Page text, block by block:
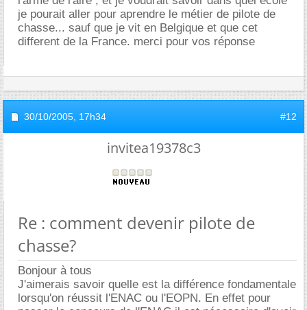
je pourait aller pour aprendre le métier de pilote de
chasse... sauf que je vit en Belgique et que cet
different de la France. merci pour vos réponse
30/10/2005, 17h34 #12
invitea19378c3
Re : comment devenir pilote de
chasse?
Bonjour à tous
J'aimerais savoir quelle est la différence fondamentale
lorsqu'on réussit l'ENAC ou l'EOPN. En effet pour